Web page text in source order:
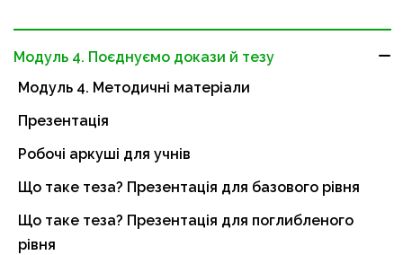
Модуль 4. Поєднуємо докази й тезу
Модуль 4. Методичні матеріали
Презентація
Робочі аркуші для учнів
Що таке теза? Презентація для базового рівня
Що таке теза? Презентація для поглибленого
рівня